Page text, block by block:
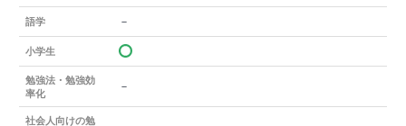
語学 －
小学生
勉強法・勉強効
率化
－
社会人向けの勉